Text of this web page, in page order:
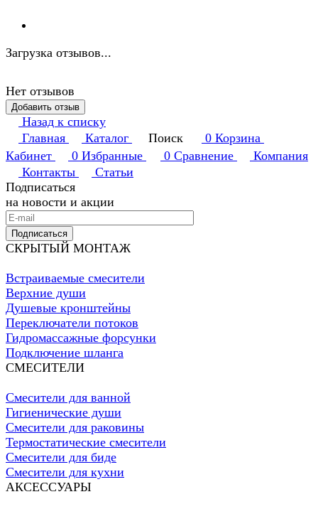
Загрузка отзывов...
Нет отзывов
Добавить отзыв
Назад к списку
Главная
Каталог Поиск 0 Корзина
Кабинет
0 Избранные 0 Сравнение
Компания
Контакты
Статьи
Подписаться
на новости и акции
Подписаться
СКРЫТЫЙ МОНТАЖ
Встраиваемые смесители
Верхние души
Душевые кронштейны
Переключатели потоков
Гидромассажные форсунки
Подключение шланга
СМЕСИТЕЛИ
Смесители для ванной
Гигиенические души
Смесители для раковины
Термостатические смесители
Смесители для биде
Смесители для кухни
АКСЕССУАРЫ